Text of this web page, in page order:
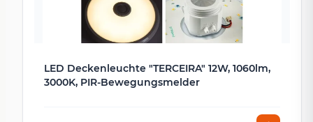
LED Deckenleuchte "TERCEIRA" 12W, 1060lm,
3000K, PIR-Bewegungsmelder